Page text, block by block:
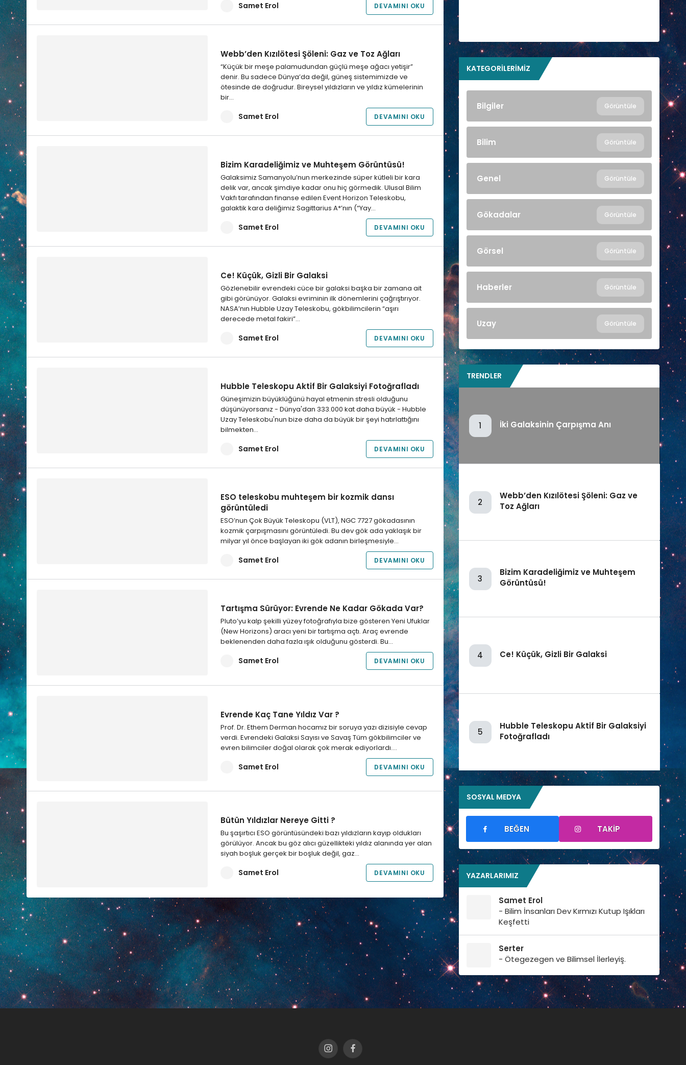
Samet Erol DEVAMINI OKU
Webb’den Kızılötesi Şöleni: Gaz ve Toz Ağları
“Küçük bir meşe palamudundan güçlü meşe ağacı yetişir”
denir. Bu sadece Dünya’da değil, güneş sistemimizde ve
ötesinde de doğrudur. Bireysel yıldızların ve yıldız kümelerinin
bir…
Samet Erol DEVAMINI OKU
Bizim Karadeliğimiz ve Muhteşem Görüntüsü!
Galaksimiz Samanyolu’nun merkezinde süper kütleli bir kara
delik var, ancak şimdiye kadar onu hiç görmedik. Ulusal Bilim
Vakfı tarafından finanse edilen Event Horizon Teleskobu,
galaktik kara deliğimiz Sagittarius A*’nın (“Yay…
Samet Erol DEVAMINI OKU
Ce! Küçük, Gizli Bir Galaksi
Gözlenebilir evrendeki cüce bir galaksi başka bir zamana ait
gibi görünüyor. Galaksi evriminin ilk dönemlerini çağrıştırıyor.
NASA’nın Hubble Uzay Teleskobu, gökbilimcilerin “aşırı
derecede metal fakiri”…
Samet Erol DEVAMINI OKU
Hubble Teleskopu Aktif Bir Galaksiyi Fotoğrafladı
Güneşimizin büyüklüğünü hayal etmenin stresli olduğunu
düşünüyorsanız - Dünya'dan 333.000 kat daha büyük - Hubble
Uzay Teleskobu'nun bize daha da büyük bir şeyi hatırlattığını
bilmekten…
Samet Erol DEVAMINI OKU
ESO teleskobu muhteşem bir kozmik dansı
görüntüledi
ESO’nun Çok Büyük Teleskopu (VLT), NGC 7727 gökadasının
kozmik çarpışmasını görüntüledi. Bu dev gök ada yaklaşık bir
milyar yıl önce başlayan iki gök adanın birleşmesiyle…
Samet Erol DEVAMINI OKU
Tartışma Sürüyor: Evrende Ne Kadar Gökada Var?
Pluto’yu kalp şekilli yüzey fotoğrafıyla bize gösteren Yeni Ufuklar
(New Horizons) aracı yeni bir tartışma açtı. Araç evrende
beklenenden daha fazla ışık olduğunu gösterdi. Bu…
Samet Erol DEVAMINI OKU
Evrende Kaç Tane Yıldız Var ?
Prof. Dr. Ethem Derman hocamız bir soruya yazı dizisiyle cevap
verdi. Evrendeki Galaksi Sayısı ve Savaş Tüm gökbilimciler ve
evren bilimciler doğal olarak çok merak ediyorlardı.…
Samet Erol DEVAMINI OKU
Bütün Yıldızlar Nereye Gitti ?
Bu şaşırtıcı ESO görüntüsündeki bazı yıldızların kayıp oldukları
görülüyor. Ancak bu göz alıcı güzellikteki yıldız alanında yer alan
siyah boşluk gerçek bir boşluk değil, gaz…
Samet Erol DEVAMINI OKU
KATEGORILERIMIZ
Bilgiler Görüntüle
Bilim Görüntüle
Genel Görüntüle
Gökadalar Görüntüle
Görsel Görüntüle
Haberler Görüntüle
Uzay Görüntüle
TRENDLER
1 İki Galaksinin Çarpışma Anı
2
Webb’den Kızılötesi Şöleni: Gaz ve
Toz Ağları
3
Bizim Karadeliğimiz ve Muhteşem
Görüntüsü!
4 Ce! Küçük, Gizli Bir Galaksi
5
Hubble Teleskopu Aktif Bir Galaksiyi
Fotoğrafladı
SOSYAL MEDYA
BEĞEN TAKIP
YAZARLARIMIZ
Samet Erol
- Bilim İnsanları Dev Kırmızı Kutup Işıkları
Keşfetti
Serter
- Ötegezegen ve Bilimsel İlerleyiş.